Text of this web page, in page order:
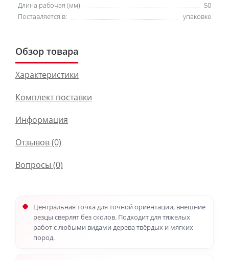
Длина рабочая (мм):
50
Поставляется в:
упаковке
Обзор товара
Характеристики
Комплект поставки
Информация
Отзывов (0)
Вопросы (0)
Центральная точка для точной ориентации, внешние
резцы сверлят без сколов. Подходит для тяжелых
работ с любыми видами дерева твёрдых и мягких
пород.